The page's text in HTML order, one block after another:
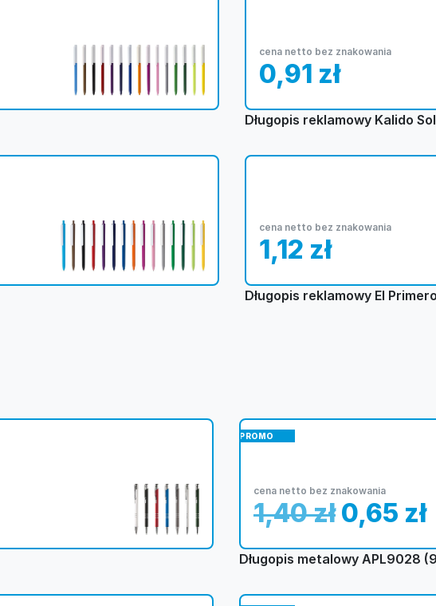
cena netto bez znakowania
0,91 zł
Długopis reklamowy Kalido
cena netto bez znakowania
1,12 zł
Długopis reklamowy El
PROMO
cena netto bez znakowania
1,40zł 0,65 zł
Długopis metalowy APL9028